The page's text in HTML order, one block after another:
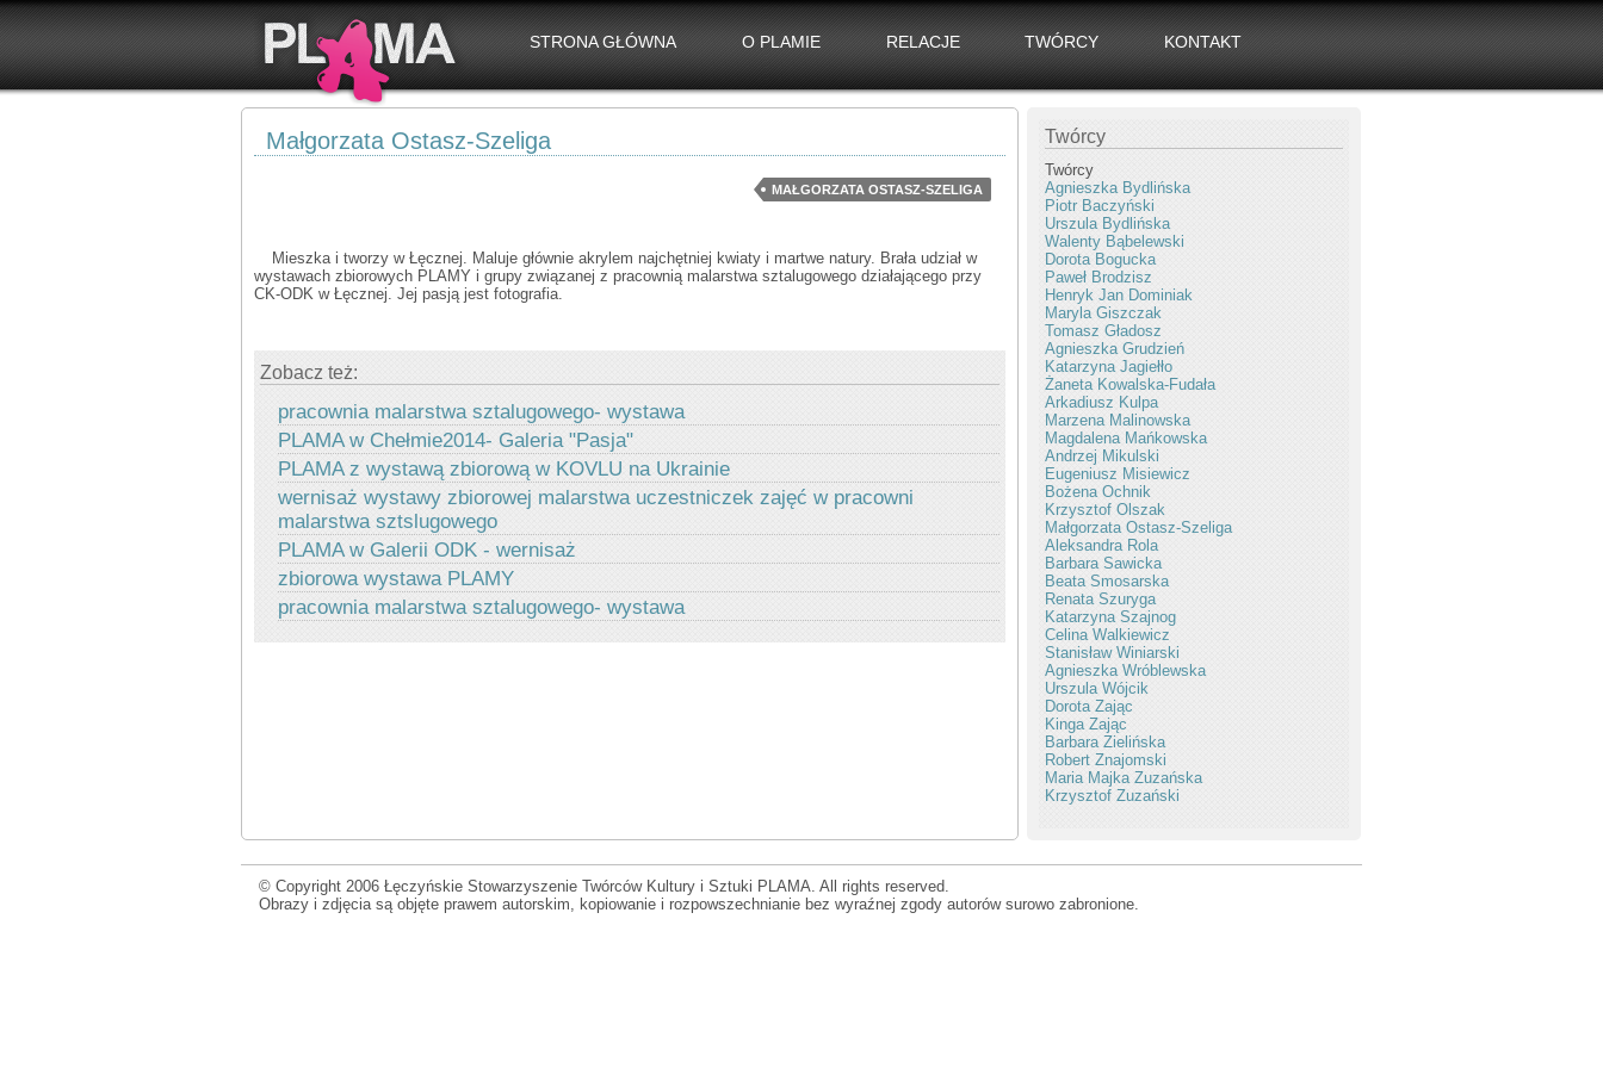
STRONA GŁÓWNA O PLAMIE RELACJE TWÓRCY KONTAKT
Małgorzata Ostasz-Szeliga
MAŁGORZATA OSTASZ-SZELIGA
Mieszka i tworzy w Łęcznej. Maluje głównie akrylem najchętniej kwiaty i martwe natury. Brała udział w
wystawach zbiorowych PLAMY i grupy związanej z pracownią malarstwa sztalugowego działającego przy
CK-ODK w Łęcznej. Jej pasją jest fotografia.
Zobacz też:
pracownia malarstwa sztalugowego- wystawa
PLAMA w Chełmie2014- Galeria "Pasja"
PLAMA z wystawą zbiorową w KOVLU na Ukrainie
wernisaż wystawy zbiorowej malarstwa uczestniczek zajęć w pracowni
malarstwa sztslugowego
PLAMA w Galerii ODK - wernisaż
zbiorowa wystawa PLAMY
pracownia malarstwa sztalugowego- wystawa
Twórcy
Twórcy
Agnieszka Bydlińska
Piotr Baczyński
Urszula Bydlińska
Walenty Bąbelewski
Dorota Bogucka
Paweł Brodzisz
Henryk Jan Dominiak
Maryla Giszczak
Tomasz Gładosz
Agnieszka Grudzień
Katarzyna Jagiełło
Żaneta Kowalska-Fudała
Arkadiusz Kulpa
Marzena Malinowska
Magdalena Mańkowska
Andrzej Mikulski
Eugeniusz Misiewicz
Bożena Ochnik
Krzysztof Olszak
Małgorzata Ostasz-Szeliga
Aleksandra Rola
Barbara Sawicka
Beata Smosarska
Renata Szuryga
Katarzyna Szajnog
Celina Walkiewicz
Stanisław Winiarski
Agnieszka Wróblewska
Urszula Wójcik
Dorota Zając
Kinga Zając
Barbara Zielińska
Robert Znajomski
Maria Majka Zuzańska
Krzysztof Zuzański
© Copyright 2006 Łęczyńskie Stowarzyszenie Twórców Kultury i Sztuki PLAMA. All rights reserved.
Obrazy i zdjęcia są objęte prawem autorskim, kopiowanie i rozpowszechnianie bez wyraźnej zgody autorów surowo zabronione.